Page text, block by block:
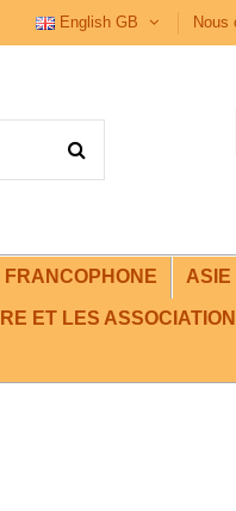
English GB Nous
FRANCOPHONE ASIE
ET LES